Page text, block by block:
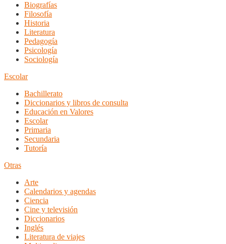
Biografías
Filosofía
Historia
Literatura
Pedagogía
Psicología
Sociología
Escolar
Bachillerato
Diccionarios y libros de consulta
Educación en Valores
Escolar
Primaria
Secundaria
Tutoría
Otras
Arte
Calendarios y agendas
Ciencia
Cine y televisión
Diccionarios
Inglés
Literatura de viajes